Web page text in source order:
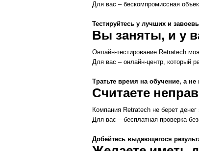
Для вас – бескомпромиссная
Тестируйтесь у лучших и
Вы заняты, и у
Онлайн-тестирование Retratech
Для вас – онлайн-центр, который
Тратьте время на обучение, а не
Считаете
Компания Retratech не берет
Для вас – бесплатная проверка
Добейтесь выдающегося